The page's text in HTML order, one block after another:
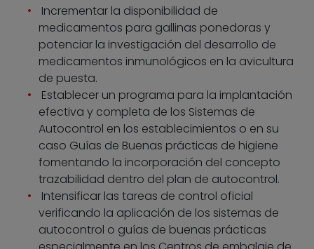
Incrementar la disponibilidad de
medicamentos para gallinas ponedoras y
potenciar la investigación del desarrollo de
medicamentos inmunológicos en la avicultura
de puesta.
Establecer un programa para la implantación
efectiva y completa de los Sistemas de
Autocontrol en los establecimientos o en su
caso Guías de Buenas prácticas de higiene
fomentando la incorporación del concepto
trazabilidad dentro del plan de autocontrol.
Intensificar las tareas de control oficial
verificando la aplicación de los sistemas de
autocontrol o guías de buenas prácticas